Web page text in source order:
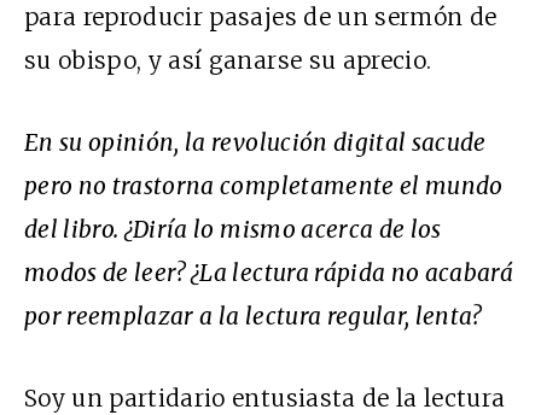
para reproducir pasajes de un sermón de
su obispo, y así ganarse su aprecio.
En su opinión, la revolución digital sacude
pero no trastorna completamente el mundo
del libro. ¿Diría lo mismo acerca de los
modos de leer? ¿La lectura rápida no acabará
por reemplazar a la lectura regular, lenta?
Soy un partidario entusiasta de la lectura